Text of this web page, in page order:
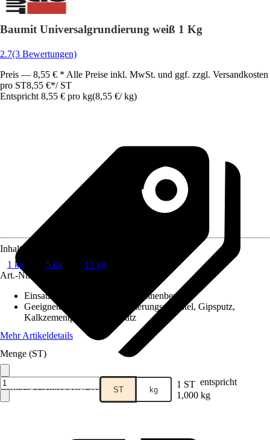
Baumit Universalgrundierung weiß 1 Kg
2.7(3 Bewertungen)
Preis — 8,55 € * Alle Preise inkl. MwSt. und ggf. zzgl. Versandkosten
pro ST8,55 €*/ ST
Entspricht 8,55 € pro kg(8,55 €/ kg)
Verkauf durch:HORNBACH
Inhalt
1 kg
5 kg
15 kg
Art.-Nr.
Einsatzbereich
Außenbereich, Innenbereich
Geeignete Untergründe
Armierungsspachtel, Gipsputz,
Kalkzementputz, Zementputz
Mehr Artikeldetails
Menge (ST)
ST kg 1 ST entspricht
1,000 kg